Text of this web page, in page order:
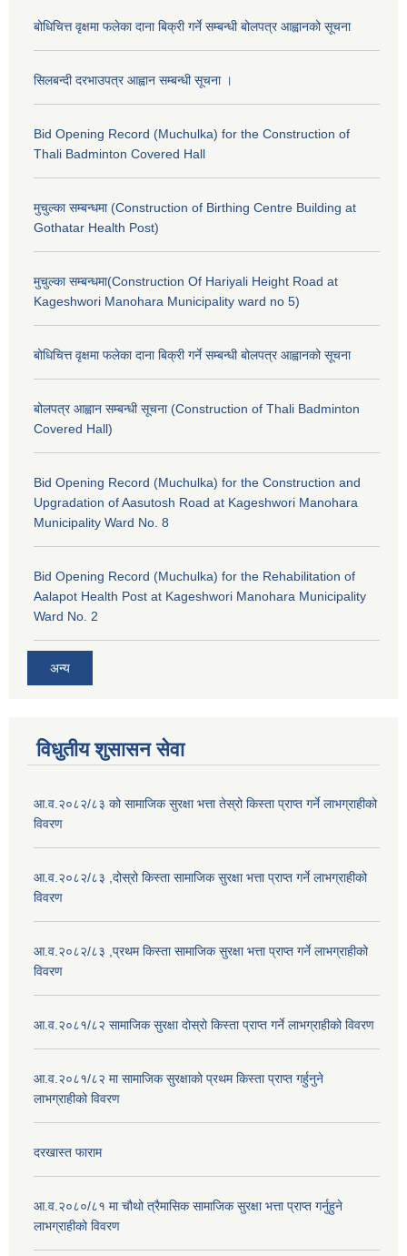
बोधिचित्त वृक्षमा फलेका दाना बिक्री गर्ने सम्बन्धी बोलपत्र आह्वानको सूचना
सिलबन्दी दरभाउपत्र आह्वान सम्बन्धी सूचना ।
Bid Opening Record (Muchulka) for the Construction of
Thali Badminton Covered Hall
मुचुल्का सम्बन्धमा (Construction of Birthing Centre Building at
Gothatar Health Post)
मुचुल्का सम्बन्धमा(Construction Of Hariyali Height Road at
Kageshwori Manohara Municipality ward no 5)
बोधिचित्त वृक्षमा फलेका दाना बिक्री गर्ने सम्बन्धी बोलपत्र आह्वानको सूचना
बोलपत्र आह्वान सम्बन्धी सूचना (Construction of Thali Badminton
Covered Hall)
Bid Opening Record (Muchulka) for the Construction and
Upgradation of Aasutosh Road at Kageshwori Manohara
Municipality Ward No. 8
Bid Opening Record (Muchulka) for the Rehabilitation of
Aalapot Health Post at Kageshwori Manohara Municipality
Ward No. 2
अन्य
विधुतीय शुसासन सेवा
आ.व.२०८२/८३ को सामाजिक सुरक्षा भत्ता तेस्रो किस्ता प्राप्त गर्ने लाभग्राहीको
विवरण
आ.व.२०८२/८३ ,दोस्रो किस्ता सामाजिक सुरक्षा भत्ता प्राप्त गर्ने लाभग्राहीको
विवरण
आ.व.२०८२/८३ ,प्रथम किस्ता सामाजिक सुरक्षा भत्ता प्राप्त गर्ने लाभग्राहीको
विवरण
आ.व.२०८१/८२ सामाजिक सुरक्षा दोस्रो किस्ता प्राप्त गर्ने लाभग्राहीको विवरण
आ.व.२०८१/८२ मा सामाजिक सुरक्षाको प्रथम किस्ता प्राप्त गर्हुनुने
लाभग्राहीको विवरण
दरखास्त फाराम
आ.व.२०८०/८१ मा चौथो त्रैमासिक सामाजिक सुरक्षा भत्ता प्राप्त गर्नुहुने
लाभग्राहीको विवरण